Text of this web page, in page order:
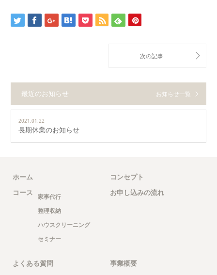
最近のお知らせ お知らせ一覧
2021.01.22
長期休業のお知らせ
ホーム
コンセプト
コース
家事代行
整理収納
ハウスクリーニング
セミナー
お申し込みの流れ
よくある質問
事業概要